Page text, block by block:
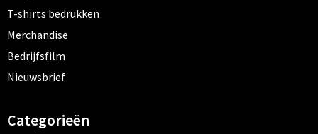
T-shirts bedrukken
Merchandise
Bedrijfsfilm
Nieuwsbrief
Categorieën